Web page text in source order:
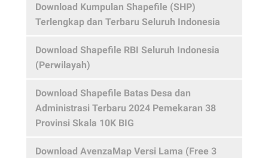
Download Kumpulan Shapefile (SHP)
Terlengkap dan Terbaru Seluruh Indonesia
Download Shapefile RBI Seluruh Indonesia
(Perwilayah)
Download Shapefile Batas Desa dan
Administrasi Terbaru 2024 Pemekaran 38
Provinsi Skala 10K BIG
Download AvenzaMap Versi Lama (Free 3